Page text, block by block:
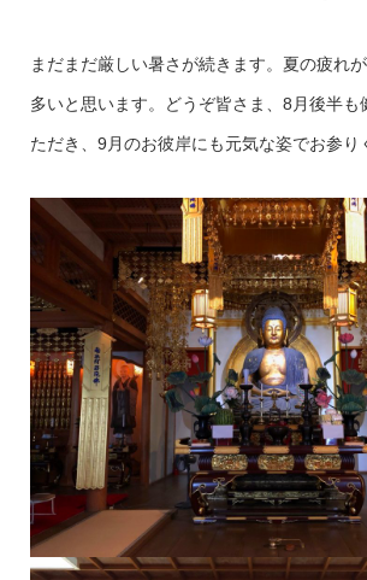
まだまだ厳しい暑さが続きます。夏の疲れ
多いと思います。どうぞ皆さま、8月後半も
ただき、9月のお彼岸にも元気な姿でお参り